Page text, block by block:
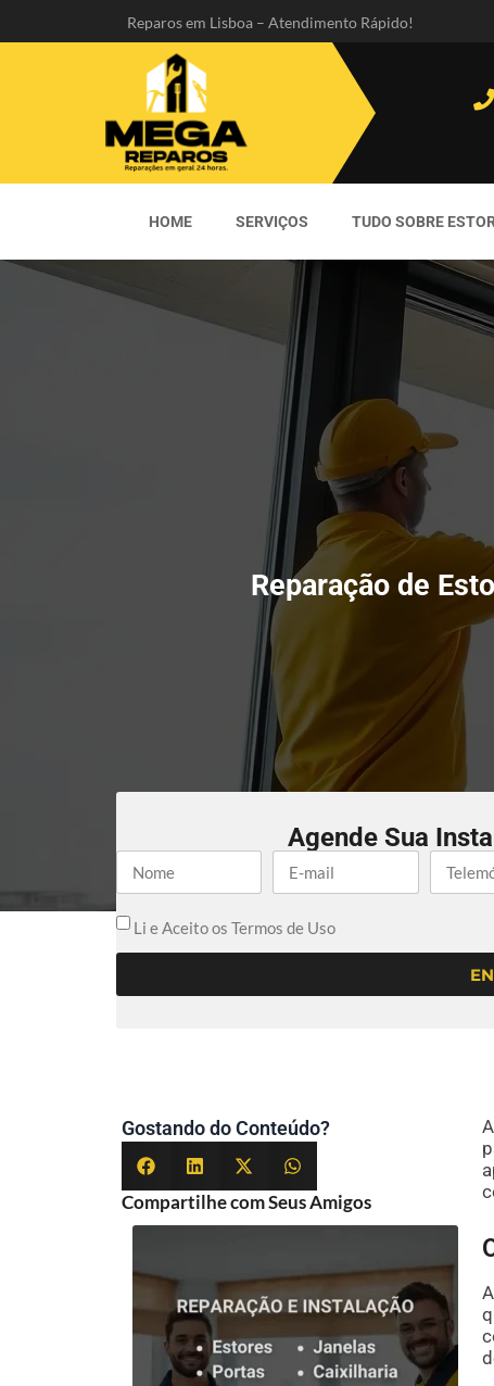
Reparos em Lisboa – Atendimento Rápido!
HOME SERVIÇOS TUDO SOBRE
Reparação de
Agende Sua
Li e Aceito os Termos de Uso
Gostando do Conteúdo?
Compartilhe com Seus Amigos